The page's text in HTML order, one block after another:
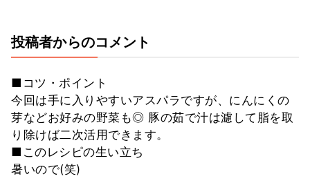
投稿者からのコメント
■コツ・ポイント
今回は手に入りやすいアスパラですが、にんにくの
芽などお好みの野菜も◎ 豚の茹で汁は濾して脂を取
り除けば二次活用できます。
■このレシピの生い立ち
暑いので(笑)